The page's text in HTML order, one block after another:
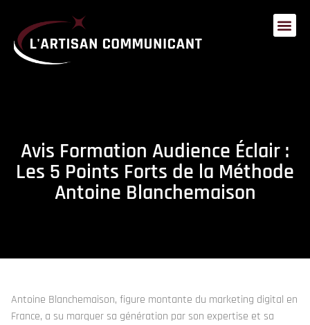
Avis Formation Audience Éclair :
Les 5 Points Forts de la Méthode
Antoine Blanchemaison
Antoine Blanchemaison, figure montante du marketing digital en
France, a su marquer sa génération par son expertise et sa